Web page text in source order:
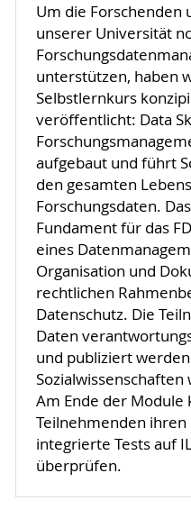
Um die Forschenden
unserer Universität
unterstützen, haben
Selbstlernkurs
veröffentlicht: Data
aufgebaut und führt
den gesamten
Forschungsdaten.
Fundament für das
eines
Organisation und
rechtlichen
Datenschutz. Die
Daten
und publiziert
Am Ende der Module
Teilnehmenden
integrierte Tests auf
überprüfen.